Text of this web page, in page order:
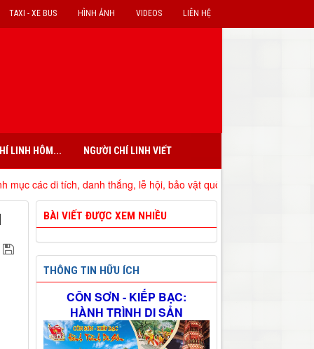
LIÊN HỆ
VIDEOS
HÌNH ẢNH
TAXI - XE BUS
LINH HÔM... NGƯỜI CHÍ LINH VIẾT
tích, danh thắng, lễ hội, bảo vật quốc gia đã xếp hạng trên địa bàn
BÀI VIẾT ĐƯỢC XEM NHIỀU
THÔNG TIN HỮU ÍCH
CÔN SƠN - KIẾP BẠC:
HÀNH TRÌNH DI SẢN